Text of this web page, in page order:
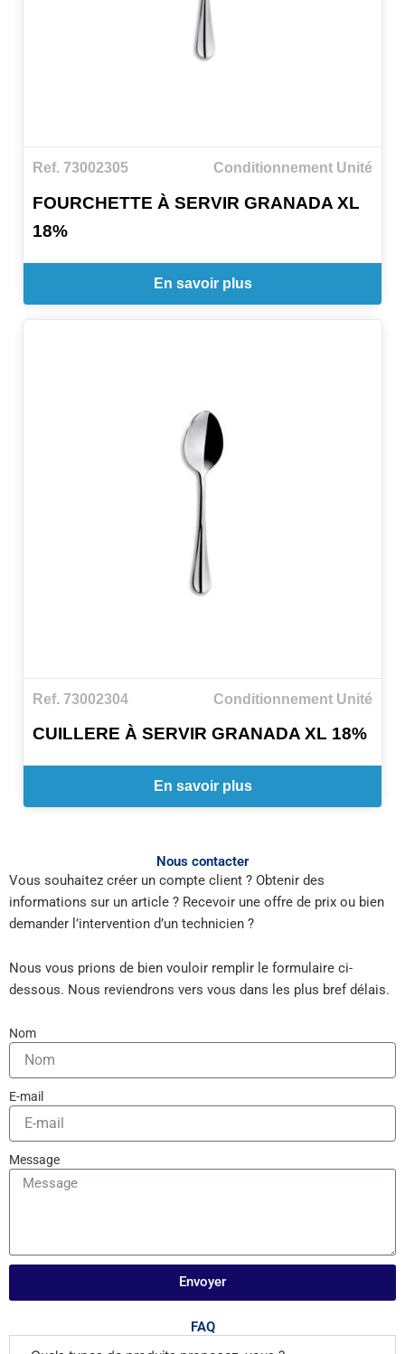
Ref. 73002305 Conditionnement Unité
FOURCHETTE À SERVIR GRANADA XL
18%
En savoir plus
Ref. 73002304 Conditionnement Unité
CUILLERE À SERVIR GRANADA XL 18%
En savoir plus
Nous contacter
Vous souhaitez créer un compte client ? Obtenir des
informations sur un article ? Recevoir une offre de prix ou bien
demander l’intervention d’un technicien ?
Nous vous prions de bien vouloir remplir le formulaire ci-
dessous. Nous reviendrons vers vous dans les plus bref délais.
Nom
E-mail
Message
Envoyer
FAQ